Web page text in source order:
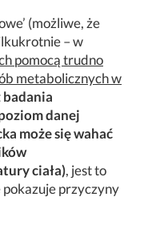
(możliwe, że
– w
pomocą trudno
metabolicznych w
badania
danej
może się wahać
ciała), jest to
pokazuje przyczyny